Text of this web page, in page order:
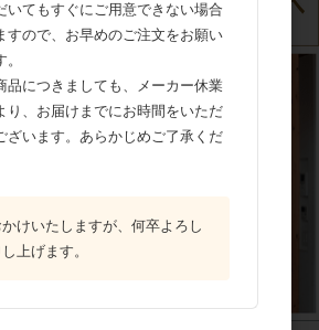
いてもすぐにご用意できない場合
すので、お早めのご注文をお願い
品につきましても、メーカー休業
り、お届けまでにお時間をいただ
ざいます。あらかじめご了承くだ
けいたしますが、何卒よろし
上げます。